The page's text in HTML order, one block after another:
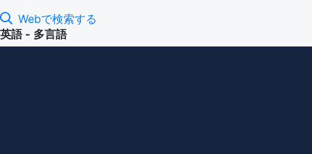
Webで検索する
英語 - 多言語